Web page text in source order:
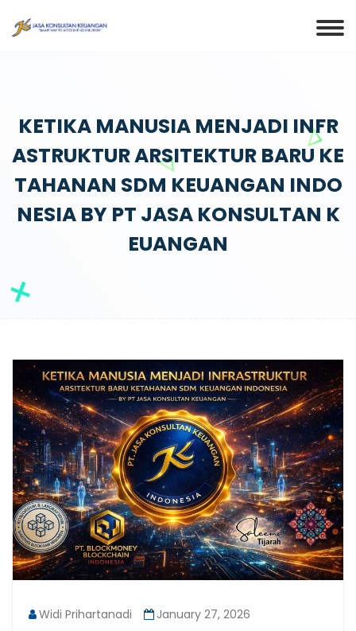
KETIKA MANUSIA MENJADI INFR
ASTRUKTUR ARSITEKTUR BARU KE
TAHANAN SDM KEUANGAN INDO
NESIA BY PT JASA KONSULTAN K
EUANGAN
Widi Prihartanadi January 27, 2026